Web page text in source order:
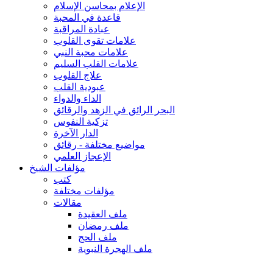
الإعلام بمحاسن الإسلام
قاعدة في المحبة
عبادة المراقبة
علامات تقوى القلوب
علامات محبة النبي
علامات القلب السليم
علاج القلوب
عبودية القلب
الداء والدواء
البحر الرائق في الزهد والرقائق
تزكية النفوس
الدار الآخرة
مواضيع مختلفة - رقائق
الإعجاز العلمي
مؤلفات الشيخ
كتب
مؤلفات مختلفة
مقالات
ملف العقيدة
ملف رمضان
ملف الحج
ملف الهجرة النبوية